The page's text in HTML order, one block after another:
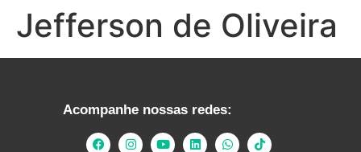
Jefferson de Oliveira
Acompanhe nossas redes: